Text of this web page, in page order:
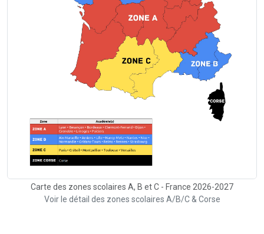
Carte des zones scolaires A, B et C - France 2026-2027
Voir le détail des zones scolaires A/B/C & Corse